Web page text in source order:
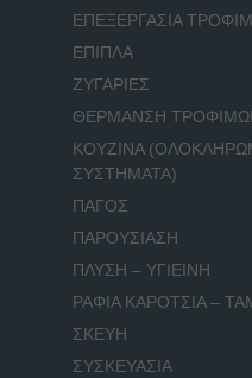
ΕΠΕΞΕΡΓΑΣΙΑ
ΕΠΙΠΛΑ
ΖΥΓΑΡΙΕΣ
ΘΕΡΜΑΝΣΗ
ΚΟΥΖΙΝΑ
ΣΥΣΤΗΜΑΤΑ)
ΠΑΓΟΣ
ΠΑΡΟΥΣΙΑΣΗ
ΠΛΥΣΗ – ΥΓΙΕΙΝΗ
ΡΑΦΙΑ ΚΑΡΟΤΣΙΑ –
ΣΚΕΥΗ
ΣΥΣΚΕΥΑΣΙΑ